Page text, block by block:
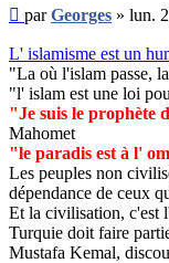
Message
non
lu
parGeorges » lun.
L' islamisme est un
"La où l'islam passe,
"l' islam est une loi
"Je suis le prophète
Mahomet
"le paradis est à l'
Les peuples non
dépendance de ceux
Et la civilisation, c'est
Turquie doit faire
Mustafa Kemal,